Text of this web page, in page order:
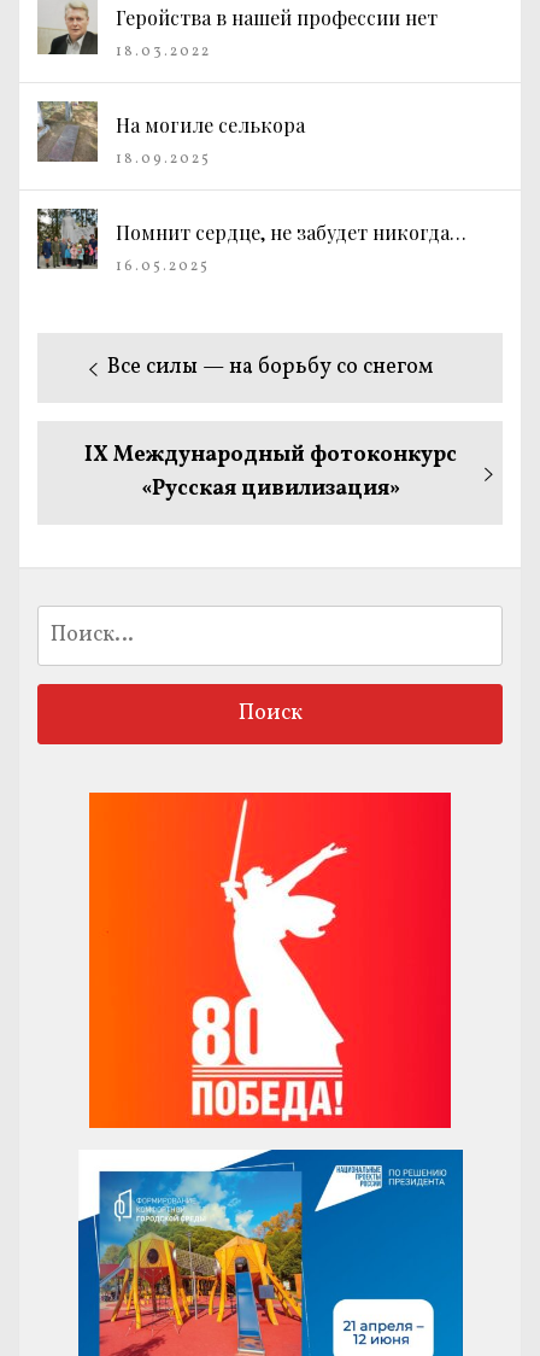
Геройства в нашей профессии нет
18.03.2022
На могиле селькора
18.09.2025
Помнит сердце, не забудет никогда…
16.05.2025
Навигация
записям
Предыдущая
Все силы — на борьбу со снегом
Следующая
запись:
IX Международный фотоконкурс
«Русская цивилизация»
Найти: